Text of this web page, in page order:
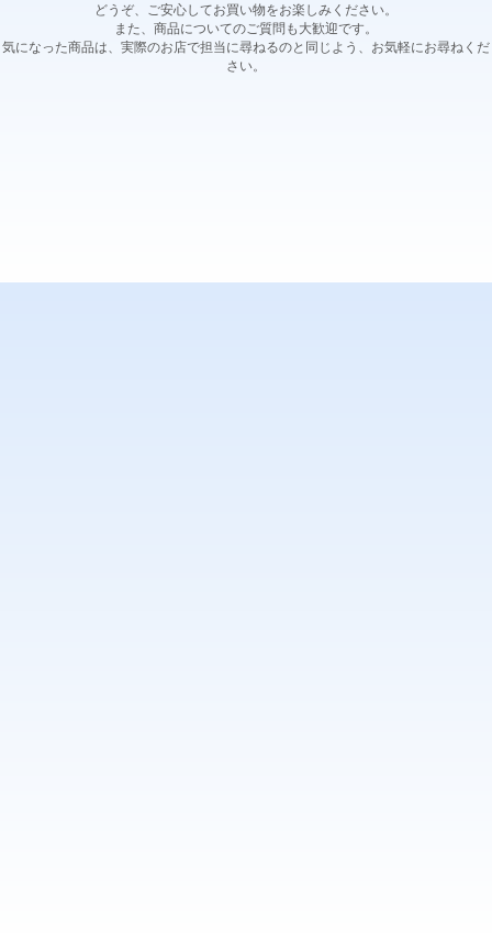
どうぞ、ご安心してお買い物をお楽しみください。
また、商品についてのご質問も大歓迎です。
気になった商品は、実際のお店で担当に尋ねるのと同じよう、お気軽にお尋ねくだ
さい。